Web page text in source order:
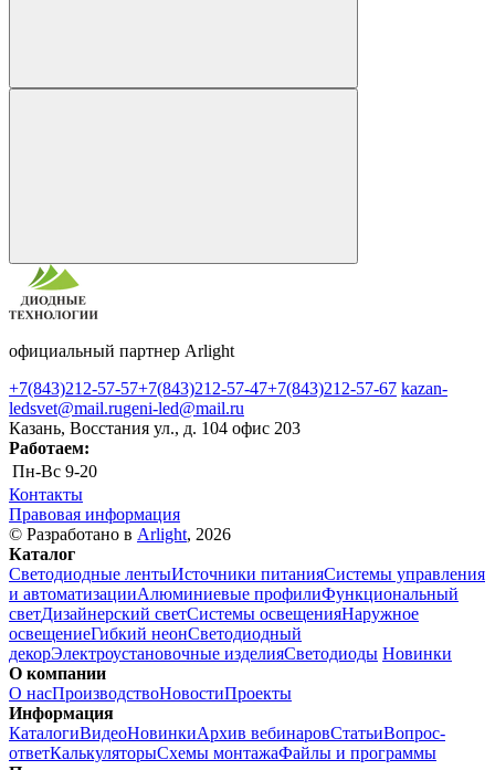
официальный партнер Arlight
+7(843)212-57-57+7(843)212-57-47+7(843)212-57-67 kazan-
ledsvet@mail.rugeni-led@mail.ru
Казань, Восстания ул., д. 104 офис 203
Работаем:
Пн-Вс 9-20
Контакты
Правовая информация
© Разработано в Arlight, 2026
Каталог
Светодиодные лентыИсточники питанияСистемы управления
и автоматизацииАлюминиевые профилиФункциональный
светДизайнерский светСистемы освещенияНаружное
освещениеГибкий неонСветодиодный
декорЭлектроустановочные изделияСветодиоды Новинки
О компании
О насПроизводствоНовостиПроекты
Информация
КаталогиВидеоНовинкиАрхив вебинаровСтатьиВопрос-
ответКалькуляторыСхемы монтажаФайлы и программы